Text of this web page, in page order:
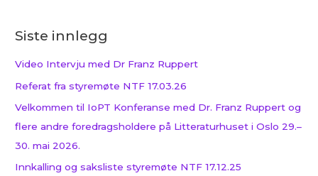
t
r
:
Siste innlegg
Video Intervju med Dr Franz Ruppert
Referat fra styremøte NTF 17.03.26
Velkommen til IoPT Konferanse med Dr. Franz Ruppert og
flere andre foredragsholdere på Litteraturhuset i Oslo 29.–
30. mai 2026.
Innkalling og saksliste styremøte NTF 17.12.25